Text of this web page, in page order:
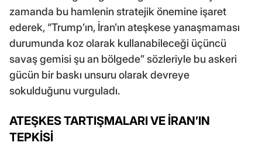
zamanda bu hamlenin stratejik önemine işaret
ederek, “Trump’ın, İran’ın ateşkese yanaşmaması
durumunda koz olarak kullanabileceği üçüncü
savaş gemisi şu an bölgede” sözleriyle bu askeri
gücün bir baskı unsuru olarak devreye
sokulduğunu vurguladı.
ATEŞKES TARTIŞMALARI VE İRAN’IN
TEPKİSİ